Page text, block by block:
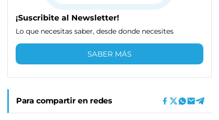
¡Suscribite al Newsletter!
Lo que necesitas saber, desde donde necesites
SABER MÁS
Para compartir en redes